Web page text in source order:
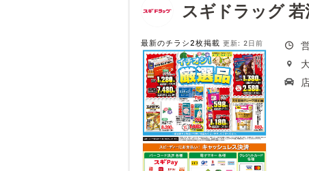
スギドラッグ 若
最新のチラシ2枚掲載 更新: 2日前